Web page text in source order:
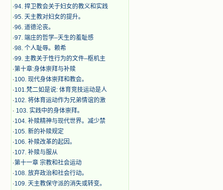
·94. 捍卫教会关于妇女的教义和实践
·95. 天主教对妇女的提升。
·96. 道德沦丧。
·97. 端庄的哲学–天生的羞耻感
·98. 个人耻辱。赖希
·99. 主教关于性行为的文件–枢机主
·第十章:身体崇拜与补赎
·100. 现代身体崇拜和教会。
·101.梵二如是说: 体育竞技运动是人
·102. 将体育运动作为兄弟情谊的激
· 103. 实践中的身体崇拜。
·104. 补赎精神与现代世界。减少禁
·105. 新的补赎规定
·106. 补赎改革的起因。
·107. 补赎与服从
·第十一章 宗教和社会运动
·108. 放弃政治和社会行动。
·109. 天主教保守派的消失或转变。